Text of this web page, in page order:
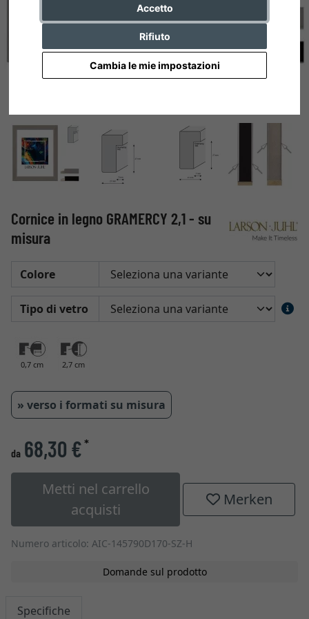
Accetto
Rifiuto
Cambia le mie impostazioni
Cornice in legno GRAMERCY 2,1 - su
misura
Colore
Tipo di vetro
0,7 cm 2,7 cm
» verso i formati su misura
da 68,30 €*
Metti nel carrello
acquisti
Merken
Numero articolo: AIC-145790D170-SZ-H
Domande sul prodotto
Specifiche